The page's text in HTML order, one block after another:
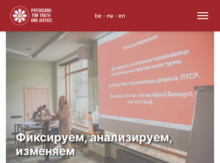
to
content
be • ru • en
Право на здоровье — не
привилегия,
а норма